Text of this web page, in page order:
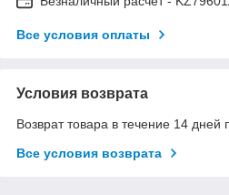
Все условия оплаты
Условия возврата
Возврат товара в течение 14 дней
Все условия возврата